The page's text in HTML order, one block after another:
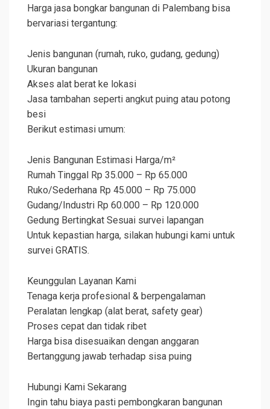
Harga jasa bongkar bangunan di Palembang bisa
bervariasi tergantung:
Jenis bangunan (rumah, ruko, gudang, gedung)
Ukuran bangunan
Akses alat berat ke lokasi
Jasa tambahan seperti angkut puing atau potong
besi
Berikut estimasi umum:
Jenis Bangunan Estimasi Harga/m²
Rumah Tinggal Rp 35.000 – Rp 65.000
Ruko/Sederhana Rp 45.000 – Rp 75.000
Gudang/Industri Rp 60.000 – Rp 120.000
Gedung Bertingkat Sesuai survei lapangan
Untuk kepastian harga, silakan hubungi kami untuk
survei GRATIS.
Keunggulan Layanan Kami
Tenaga kerja profesional & berpengalaman
Peralatan lengkap (alat berat, safety gear)
Proses cepat dan tidak ribet
Harga bisa disesuaikan dengan anggaran
Bertanggung jawab terhadap sisa puing
Hubungi Kami Sekarang
Ingin tahu biaya pasti pembongkaran bangunan